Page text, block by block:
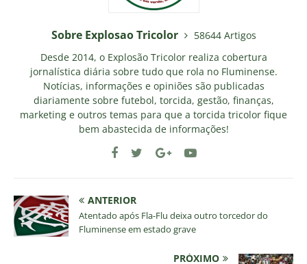
Sobre Explosao Tricolor
58644 Artigos
Desde 2014, o Explosão Tricolor realiza cobertura
jornalística diária sobre tudo que rola no Fluminense.
Notícias, informações e opiniões são publicadas
diariamente sobre futebol, torcida, gestão, finanças,
marketing e outros temas para que a torcida tricolor fique
bem abastecida de informações!
ANTERIOR
Atentado após Fla-Flu deixa outro torcedor do
Fluminense em estado grave
PRÓXIMO